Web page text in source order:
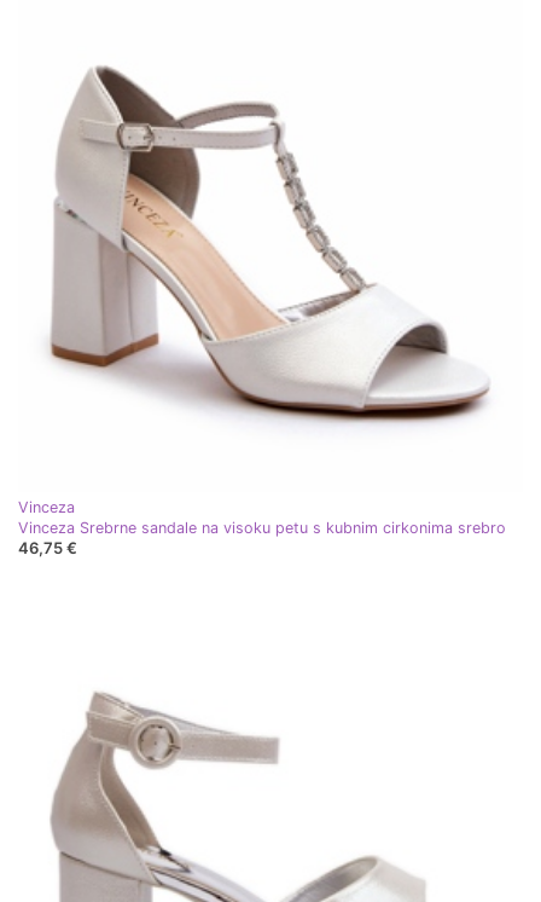
Vinceza
Vinceza Srebrne sandale na visoku petu s kubnim cirkonima srebro
46,75 €